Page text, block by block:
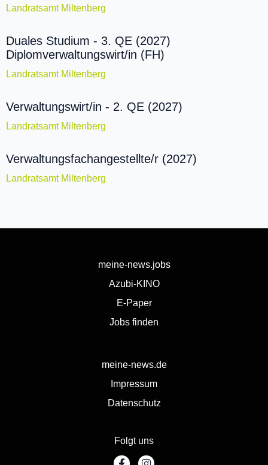
Landratsamt Miltenberg
Duales Studium - 3. QE (2027)
Diplomverwaltungswirt/in (FH)
Landratsamt Miltenberg
Verwaltungswirt/in - 2. QE (2027)
Landratsamt Miltenberg
Verwaltungsfachangestellte/r (2027)
Landratsamt Miltenberg
meine-news.jobs
Azubi-KINO
E-Paper
Jobs finden
meine-news.de
Impressum
Datenschutz
Folgt uns